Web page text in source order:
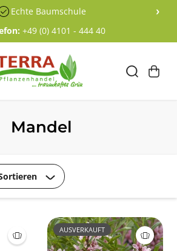
Echte Baumschule ›
+49 (0) 4101 - 444 40
Mandel
AUSVERKAUFT